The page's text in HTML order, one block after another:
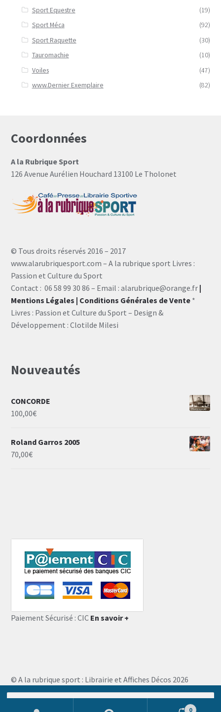
Sport Equestre
(19)
Sport Méca
(92)
Sport Raquette
(30)
Tauromachie
(10)
Voiles
(47)
www.Dernier Exemplaire
(82)
Coordonnées
A la Rubrique Sport
126 Avenue Aurélien Houchard 13100 Le Tholonet
© Tous droits réservés 2016 – 2017
www.alarubriquesport.com – A la rubrique sport Livres :
Passion et Culture du Sport
Contact : 06 58 99 30 86 – Email : alarubrique@orange.fr |
Mentions Légales | Conditions Générales de Vente *
Livres : Passion et Culture du Sport – Design &
Développement : Clotilde Milesi
Nouveautés
CONCORDE
100,00€
Roland Garros 2005
70,00€
Paiement Sécurisé : CIC En savoir +
© A la rubrique sport : Librairie et Affiches Décos 2026
Storefront designed byWooThemes.
Recherche
0